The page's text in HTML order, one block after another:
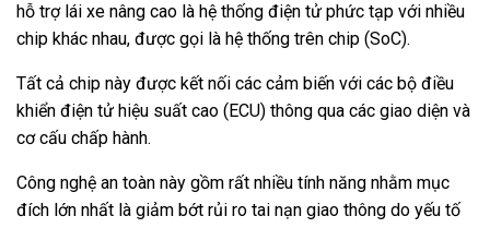
hỗ trợ lái xe nâng cao là hệ thống điện tử phức tạp với nhiều
chip khác nhau, được gọi là hệ thống trên chip (SoC).
Tất cả chip này được kết nối các cảm biến với các bộ điều
khiển điện tử hiệu suất cao (ECU) thông qua các giao diện và
cơ cấu chấp hành.
Công nghệ an toàn này gồm rất nhiều tính năng nhằm mục
đích lớn nhất là giảm bớt rủi ro tai nạn giao thông do yếu tố